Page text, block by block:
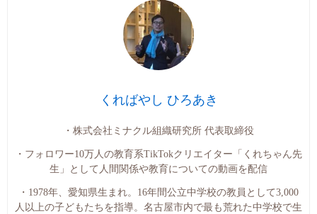
くればやし ひろあき
・株式会社ミナクル組織研究所 代表取締役
・フォロワー10万人の教育系TikTokクリエイター「くれちゃん先
生」として人間関係や教育についての動画を配信
・1978年、愛知県生まれ。16年間公立中学校の教員として3,000
人以上の子どもたちを指導。名古屋市内で最も荒れた中学校で生